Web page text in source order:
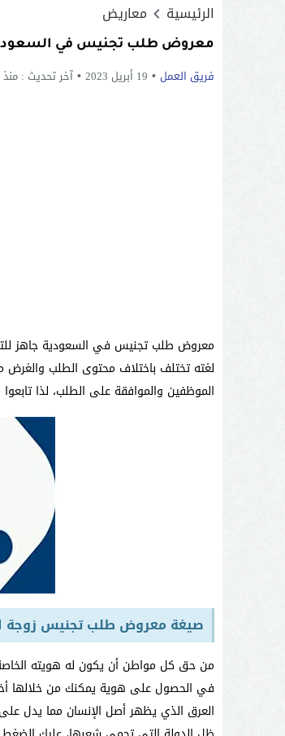
الرئيسية معاريض
معروض طلب تجنيس في
فريق العمل 19 أبريل 2023 آخر تحديث : منذ 3 سنوات
معروض طلب تجنيس في السعودية جاهز
لغته تختلف باختلاف محتوى الطلب والغرض
الموظفين والموافقة على الطلب، لذا
صيغة معروض طلب تجنيس زوجة
من حق كل مواطن أن يكون له هويته
في الحصول على هوية يمكنك من خلالها
العرق الذي يظهر أصل الإنسان مما يدل على